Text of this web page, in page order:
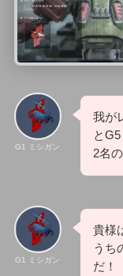
G1 ミシガン
我が
と
2名
G1 ミシガン
貴様
うち
だ！